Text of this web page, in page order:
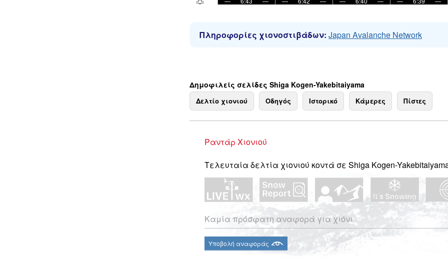
Πληροφορίες χιονοστιβάδων: Japan Avalanche Network
Δημοφιλείς σελίδες Shiga Kogen-Yakebitaiyama
Δελτίο χιονιού Οδηγός Ιστορικό Κάμερες Πίστες
Ραντάρ Χιονιού
Τελευταία δελτία χιονιού κοντά σε Shiga Kogen-
Καμία πρόσφατη αναφορά για χιόνι
Υποβολή αναφοράς